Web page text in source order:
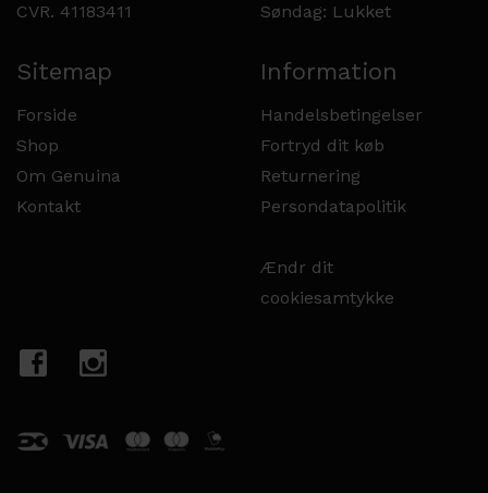
CVR. 41183411
Søndag: Lukket
Sitemap
Forside
Shop
Om Genuina
Kontakt
Information
Handelsbetingelser
Fortryd dit køb
Returnering
Persondatapolitik
Ændr dit
cookiesamtykke